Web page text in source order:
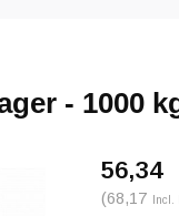
- 1000
56,34
(68,17 Incl.